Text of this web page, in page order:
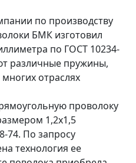
по производству
БМК изготовил
по ГОСТ 10234-
различные пружины,
отраслях
проволоку
1,2х1,5
74. По запросу
технология ее